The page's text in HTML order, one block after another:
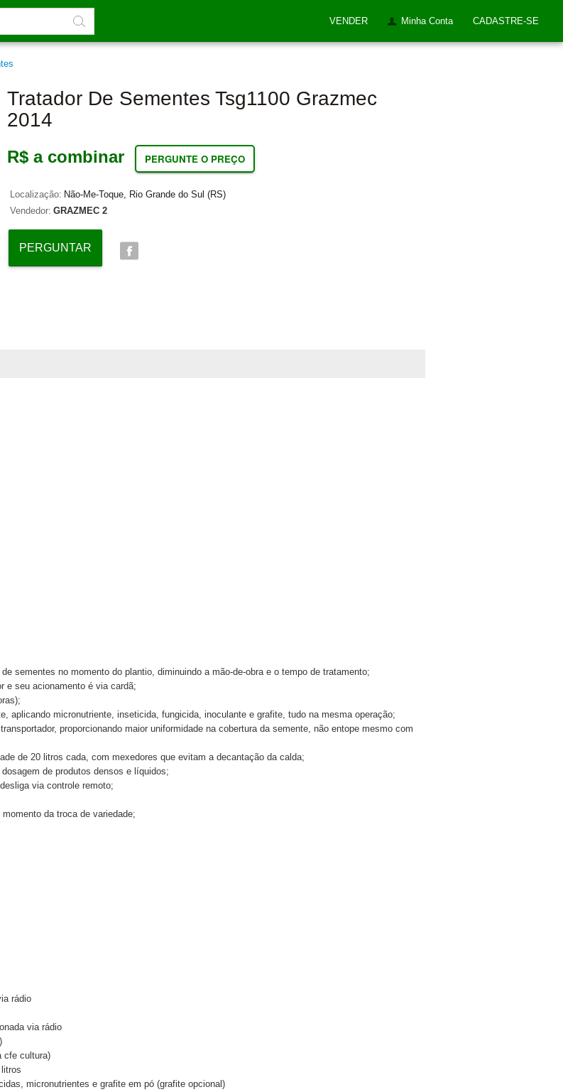
VENDER Minha Conta CADASTRE-SE
Tratador De Sementes Tsg1100 Grazmec
2014
R$ a combinar PERGUNTE O PREÇO
Localização: Não-Me-Toque, Rio Grande do Sul (RS)
Vendedor: GRAZMEC 2
PERGUNTAR
sementes no momento do plantio, diminuindo a mão-de-obra e o tempo de tratamento;
e seu acionamento é via cardã;
aplicando micronutriente, inseticida, fungicida, inoculante e grafite, tudo na mesma operação;
proporcionando maior uniformidade na cobertura da semente, não entope mesmo com
de 20 litros cada, com mexedores que evitam a decantação da calda;
de produtos densos e líquidos;
via controle remoto;
da troca de variedade;
rádio
via rádio
cfe cultura)
micronutrientes e grafite em pó (grafite opcional)